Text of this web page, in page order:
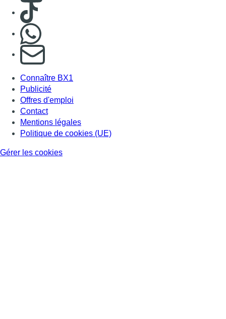
Consulter TikTok
S'abonner à notre newsletter
Connaître BX1
Publicité
Offres d'emploi
Contact
Mentions légales
Politique de cookies (UE)
Gérer les cookies